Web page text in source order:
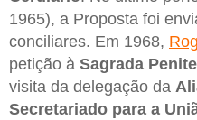
1965), a Proposta foi
conciliares. Em 1968,
petição à Sagrada
visita da delegação da
Secretariado para a